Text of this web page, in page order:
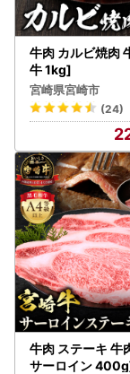
g.jp
平日9時～18時 ※
す。
牛肉 カルビ焼肉
牛 1kg]
宮崎県宮崎市
(24)
牛肉 ステーキ 牛
サーロイン